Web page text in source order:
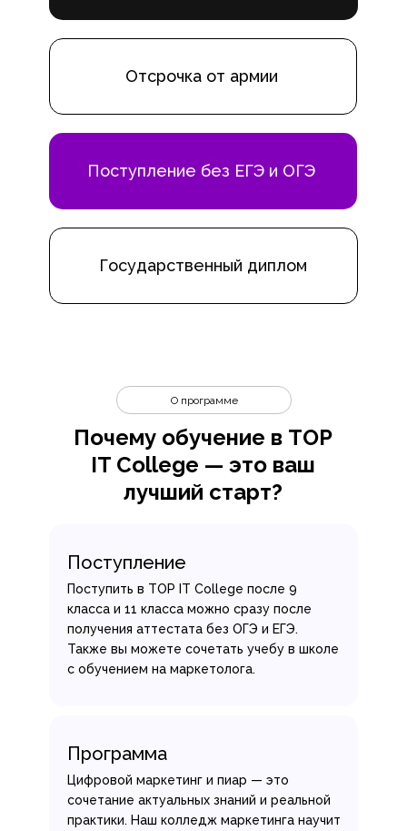
Государственный диплом
Отсрочка от армии
Поступление без ЕГЭ и ОГЭ
Почему обучение в TOP
IT College — это ваш
лучший старт?
О программе
Поступление
Поступить в TOP IT College после 9
класса и 11 класса можно сразу после
получения аттестата без ОГЭ и ЕГЭ.
Также вы можете сочетать учебу в школе
с обучением на маркетолога.
Программа
Цифровой маркетинг и пиар — это
сочетание актуальных знаний и реальной
практики. Наш колледж маркетинга научит